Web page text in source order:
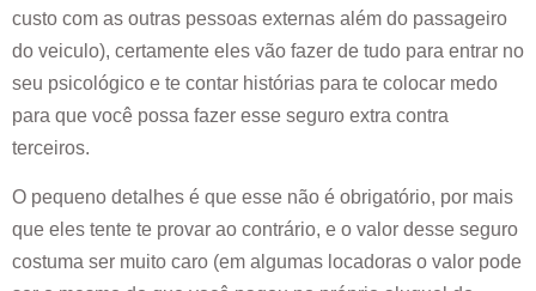
custo com as outras pessoas externas além do passageiro
do veiculo), certamente eles vão fazer de tudo para entrar no
seu psicológico e te contar histórias para te colocar medo
para que você possa fazer esse seguro extra contra
terceiros.
O pequeno detalhes é que esse não é obrigatório, por mais
que eles tente te provar ao contrário, e o valor desse seguro
costuma ser muito caro (em algumas locadoras o valor pode